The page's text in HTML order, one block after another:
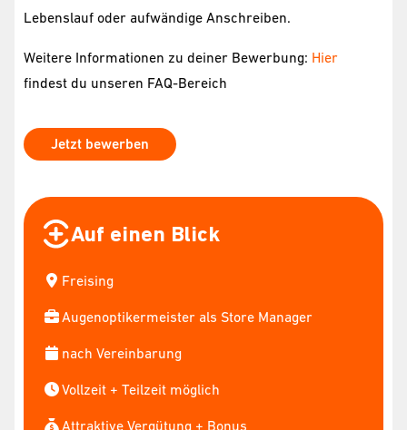
Lebenslauf oder aufwändige Anschreiben.
Weitere Informationen zu deiner Bewerbung: Hier
findest du unseren FAQ-Bereich
Jetzt bewerben
Auf einen Blick
Freising
Augenoptikermeister als Store Manager
nach Vereinbarung
Vollzeit + Teilzeit möglich
Attraktive Vergütung + Bonus